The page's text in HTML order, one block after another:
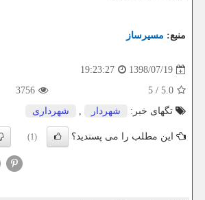
منبع: مسیرساز
1398/07/19
19:23:27
5.0
/
5
3756
تگهای خبر:
شهردار , شهرداری
این مطلب را می پسندید؟ (1)